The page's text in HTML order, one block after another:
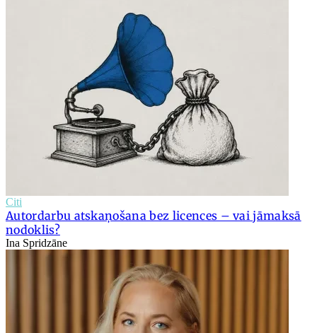
Citi
Autordarbu atskaņošana bez licences – vai jāmaksā
nodoklis?
Ina Spridzāne